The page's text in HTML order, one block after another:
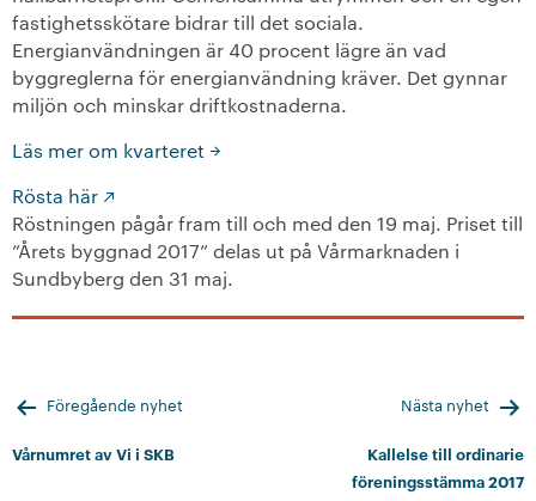
fastighetsskötare bidrar till det sociala.
Energianvändningen är 40 procent lägre än vad
byggreglerna för energianvändning kräver. Det gynnar
miljön och minskar driftkostnaderna.
Läs mer om kvarteret
Rösta här
Röstningen pågår fram till och med den 19 maj. Priset till
”Årets byggnad 2017” delas ut på Vårmarknaden i
Sundbyberg den 31 maj.
Inläggsnavigering
Föregående nyhet
Vårnumret av Vi i SKB
Nästa nyhet
Kallelse till ordinarie
föreningsstämma 2017